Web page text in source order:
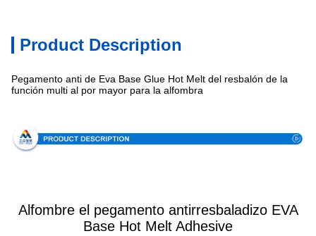
Product Description
Pegamento anti de Eva Base Glue Hot Melt del resbalón de la
función multi al por mayor para la alfombra
Alfombre el pegamento antirresbaladizo EVA
Base Hot Melt Adhesive